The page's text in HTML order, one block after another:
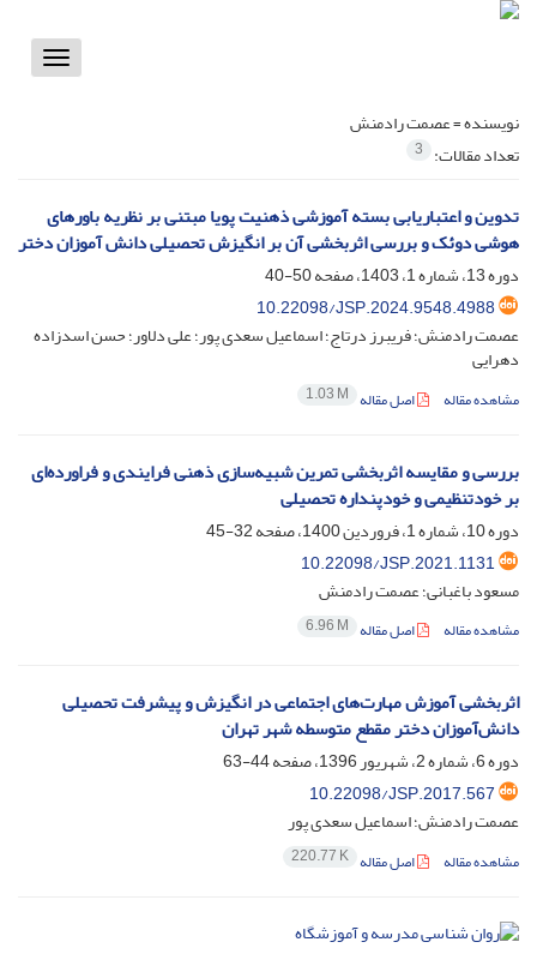
Toggle
نویسنده =عصمت رادمنش
تعداد مقالات: 3
تدوین و اعتباریابی بسته آموزشی ذهنیت پویا مبتنی بر نظریه باورهای
هوشی دوئک و بررسی اثربخشی آن بر انگیزش تحصیلی دانش آموزان دختر
دوره 13، شماره 1، 1403، صفحه
50-40
10.22098/JSP.2024.9548.4988
عصمت رادمنش؛ فریبرز درتاج؛ اسماعیل سعدی پور؛ علی دلاور؛ حسن اسدزاده
دهرایی
مشاهده مقاله اصل مقاله 1.03 M
بررسی و مقایسه اثربخشی تمرین شبیه‌سازی ذهنی فرایندی و فراورده‌ای
بر خودتنظیمی و خودپنداره تحصیلی
دوره 10، شماره 1، فروردین 1400، صفحه
32-45
10.22098/JSP.2021.1131
مسعود باغبانی؛ عصمت رادمنش
مشاهده مقاله اصل مقاله 6.96 M
اثربخشی آموزش مهارت‌های اجتماعی در انگیزش و پیشرفت تحصیلی
دانش‌آموزان دختر مقطع متوسطه شهر تهران
دوره 6، شماره 2، شهریور 1396، صفحه
44-63
10.22098/JSP.2017.567
عصمت رادمنش؛ اسماعیل سعدی پور
مشاهده مقاله اصل مقاله 220.77 K